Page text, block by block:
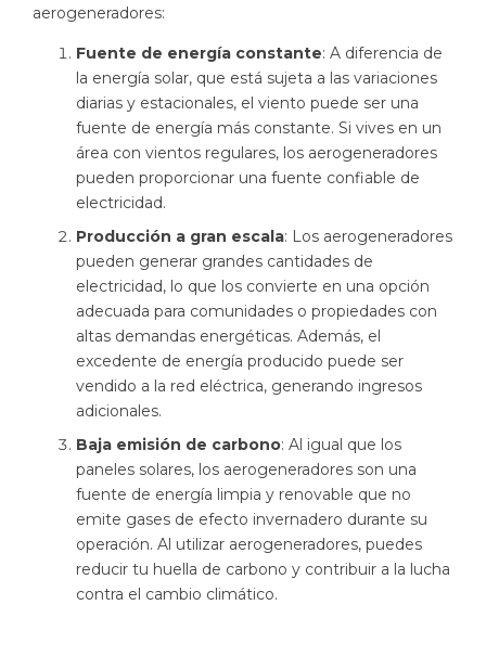
aerogeneradores:
Fuente de energía constante: A diferencia de
la energía solar, que está sujeta a las variaciones
diarias y estacionales, el viento puede ser una
fuente de energía más constante. Si vives en un
área con vientos regulares, los aerogeneradores
pueden proporcionar una fuente confiable de
electricidad.
Producción a gran escala: Los aerogeneradores
pueden generar grandes cantidades de
electricidad, lo que los convierte en una opción
adecuada para comunidades o propiedades con
altas demandas energéticas. Además, el
excedente de energía producido puede ser
vendido a la red eléctrica, generando ingresos
adicionales.
Baja emisión de carbono: Al igual que los
paneles solares, los aerogeneradores son una
fuente de energía limpia y renovable que no
emite gases de efecto invernadero durante su
operación. Al utilizar aerogeneradores, puedes
reducir tu huella de carbono y contribuir a la lucha
contra el cambio climático.